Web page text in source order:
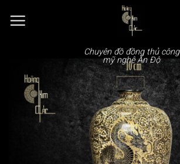
đến
Chuyên đồ đồng thủ công
mỹ nghệ Ấn Độ